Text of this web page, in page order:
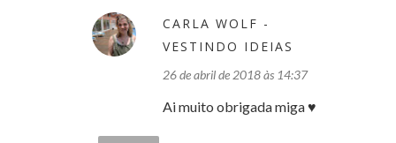
CARLA WOLF -
VESTINDO IDEIAS
26 de abril de 2018 às 14:37
Ai muito obrigada miga ♥